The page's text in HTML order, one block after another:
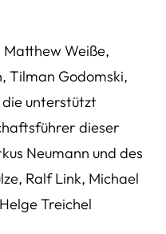
Matthew Weiße,
Tilman Godomski,
unterstützt
dieser
Neumann und des
Ralf Link, Michael
Treichel